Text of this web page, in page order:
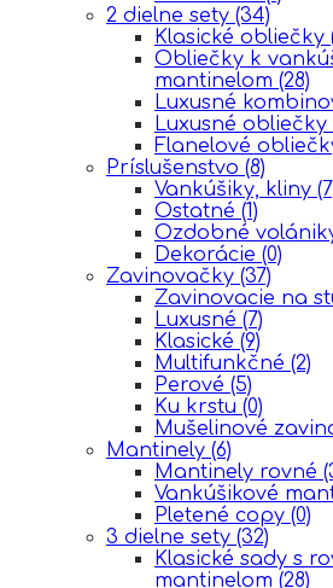
2 dielne sety (34)
Klasické obliečky
Obliečky k
mantinelom (28)
Luxusné
Luxusné obliečky
Flanelové
Príslušenstvo (8)
Vankúšiky, kliny
Ostatné (1)
Ozdobné
Dekorácie (0)
Zavinovačky (37)
Zavinovacie na
Luxusné (7)
Klasické (9)
Multifunkčné (2)
Perové (5)
Ku krstu (0)
Mušelinové
Mantinely (6)
Mantinely rovné
Vankúšikové
Pletené copy (0)
3 dielne sety (32)
Klasické sady s
mantinelom (28)